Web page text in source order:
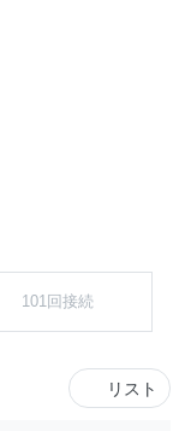
101回接続
リスト